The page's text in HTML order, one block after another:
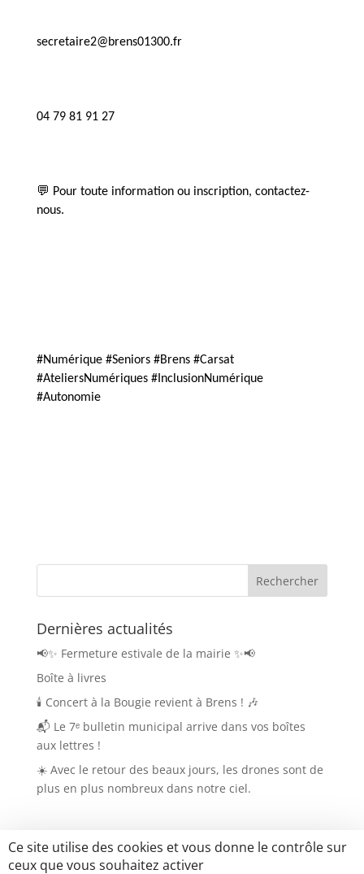
secretaire2@brens01300.fr
04 79 81 91 27
💬 Pour toute information ou inscription, contactez-
nous.
#Numérique #Seniors #Brens #Carsat
#AteliersNumériques #InclusionNumérique
#Autonomie
Dernières actualités
📢✨ Fermeture estivale de la mairie ✨📢
Boîte à livres
🕯️ Concert à la Bougie revient à Brens ! 🎶
📬 Le 7ᵉ bulletin municipal arrive dans vos boîtes
aux lettres !
☀️ Avec le retour des beaux jours, les drones sont de
plus en plus nombreux dans notre ciel.
Ce site utilise des cookies et vous donne le contrôle sur
ceux que vous souhaitez activer